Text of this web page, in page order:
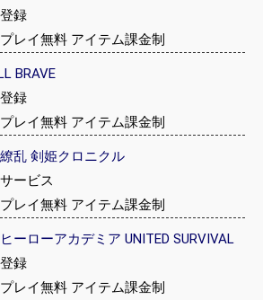
録
レイ無料 アイテム課金制
BRAVE
録
レイ無料 アイテム課金制
乱 剣姫クロニクル
ービス
レイ無料 アイテム課金制
ーローアカデミア UNITED SURVIVAL
録
レイ無料 アイテム課金制